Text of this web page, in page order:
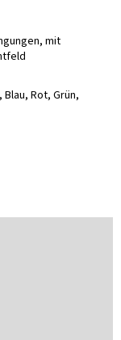
mit
Rot, Grün,